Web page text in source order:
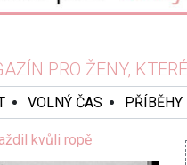
PRO ŽENY,
VOLNÝ ČAS
kvůli ropě